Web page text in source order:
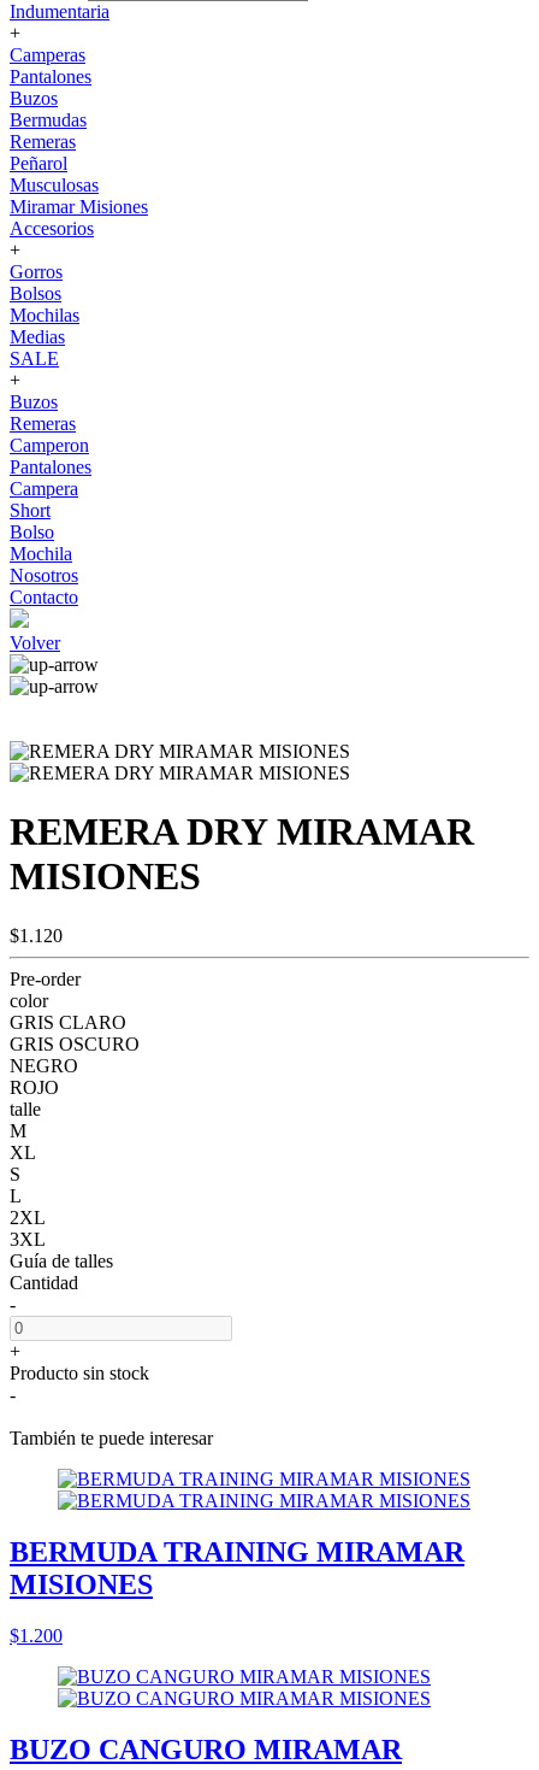
Indumentaria
+
Camperas
Pantalones
Buzos
Bermudas
Remeras
Peñarol
Musculosas
Miramar Misiones
Accesorios
+
Gorros
Bolsos
Mochilas
Medias
SALE
+
Buzos
Remeras
Camperon
Pantalones
Campera
Short
Bolso
Mochila
Nosotros
Contacto
Volver
REMERA DRY MIRAMAR
MISIONES
$1.120
Pre-order
color
GRIS CLARO
GRIS OSCURO
NEGRO
ROJO
talle
M
XL
S
L
2XL
3XL
Guía de talles
Cantidad
-
+
Producto sin stock
-
También te puede interesar
BERMUDA TRAINING MIRAMAR
MISIONES
$1.200
BUZO CANGURO MIRAMAR